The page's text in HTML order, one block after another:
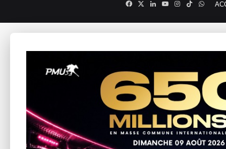
Facebook
X LinkedinYouTubeInstagram
TikTok